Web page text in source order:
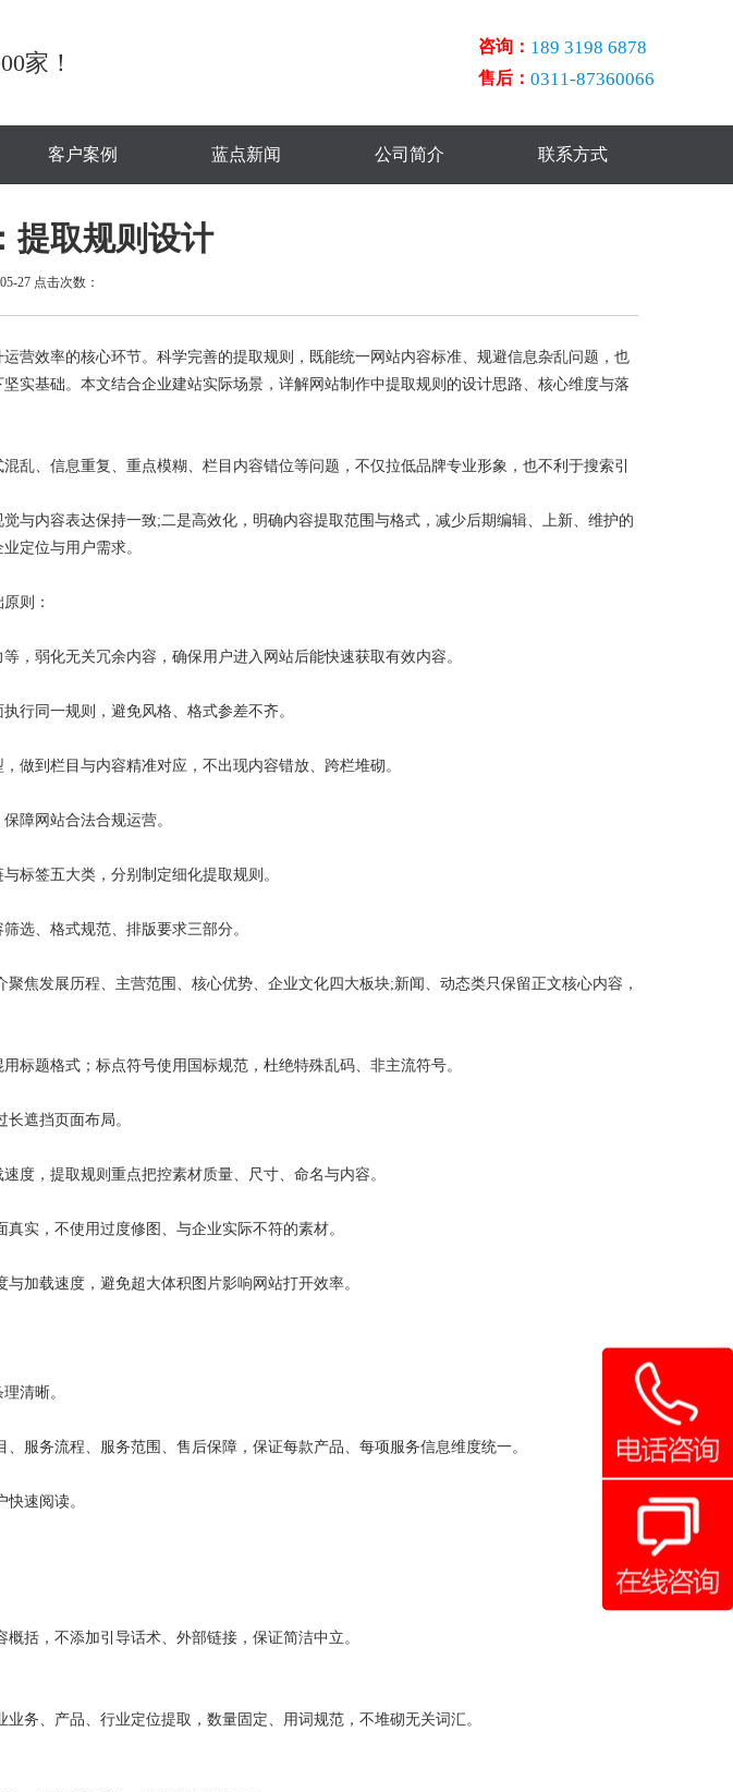
家！
咨询： 189 3198 6878
售后： 0311-87360066
客户案例 蓝点新闻 公司简介 联系方式
提取规则设计
27 点击次数：
营效率的核心环节。科学完善的提取规则，既能统一网站内容标准、规避信息杂乱问题，也
实基础。本文结合企业建站实际场景，详解网站制作中提取规则的设计思路、核心维度与落
、信息重复、重点模糊、栏目内容错位等问题，不仅拉低品牌专业形象，也不利于搜索引
内容表达保持一致;二是高效化，明确内容提取范围与格式，减少后期编辑、上新、维护的
定位与用户需求。
则：
弱化无关冗余内容，确保用户进入网站后能快速获取有效内容。
同一规则，避免风格、格式参差不齐。
到栏目与内容精准对应，不出现内容错放、跨栏堆砌。
障网站合法合规运营。
签五大类，分别制定细化提取规则。
、格式规范、排版要求三部分。
发展历程、主营范围、核心优势、企业文化四大板块;新闻、动态类只保留正文核心内容，
题格式；标点符号使用国标规范，杜绝特殊乱码、非主流符号。
遮挡页面布局。
，提取规则重点把控素材质量、尺寸、命名与内容。
实，不使用过度修图、与企业实际不符的素材。
加载速度，避免超大体积图片影响网站打开效率。
清晰。
务流程、服务范围、售后保障，保证每款产品、每项服务信息维度统一。
速阅读。
括，不添加引导话术、外部链接，保证简洁中立。
、产品、行业定位提取，数量固定、用词规范，不堆砌无关词汇。